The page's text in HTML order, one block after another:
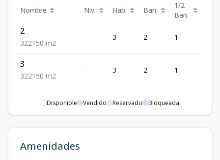
Nombre Niv. Hab. Ban.
1/2
Ban.
2
322150 m2
- 3 2 1
3
322150 m2
- 3 2 1
Disponible Vendido Reservado Bloqueada
Amenidades